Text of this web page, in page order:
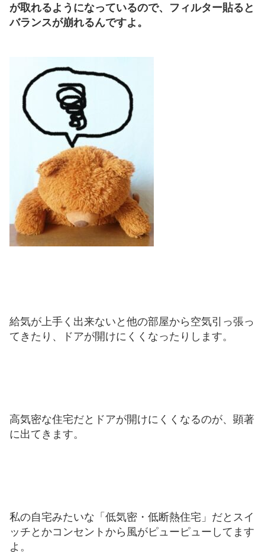
が取れるようになっているので、フィルター貼ると
バランスが崩れるんですよ。
給気が上手く出来ないと他の部屋から空気引っ張っ
てきたり、ドアが開けにくくなったりします。
高気密な住宅だとドアが開けにくくなるのが、顕著
に出てきます。
私の自宅みたいな「低気密・低断熱住宅」だとスイ
ッチとかコンセントから風がピューピューしてます
よ。